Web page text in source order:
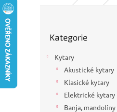
kategorie
Kategorie
Kytary
Akustické kytary
Klasické kytary
Elektrické kytary
Banja, mandolíny